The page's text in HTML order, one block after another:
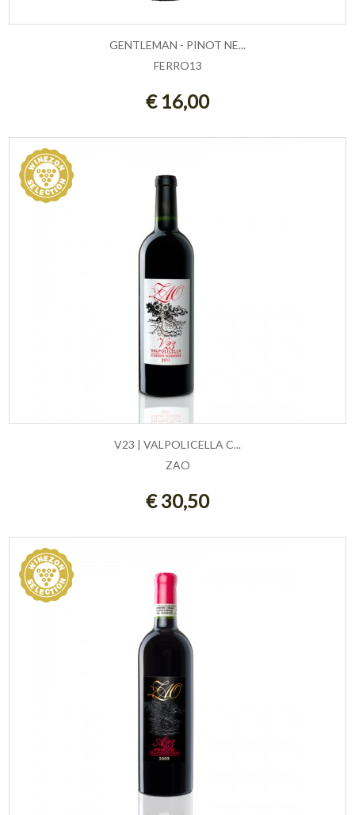
ESAURITO
GENTLEMAN - PINOT NE...
FERRO13
€ 16,00
AGGIUNGI AL CARRELLO
V23 | VALPOLICELLA C...
ZAO
€ 30,50